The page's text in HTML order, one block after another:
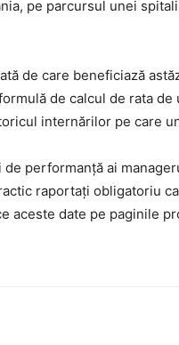
pe parcursul unei
de care beneficiază
de calcul de rata
internărilor pe care
performanță ai
raportați obligatoriu
aceste date pe paginile